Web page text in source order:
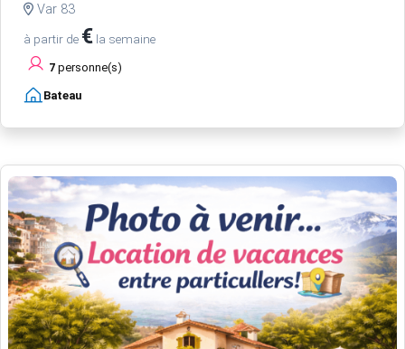
Var 83
à partir de € la semaine
7 personne(s)
Bateau